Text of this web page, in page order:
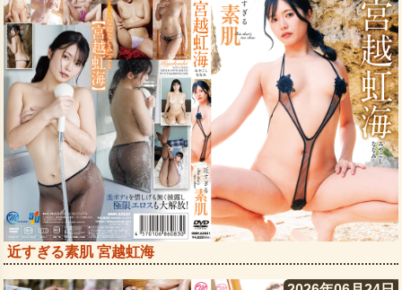
近すぎる素肌 宮越虹海